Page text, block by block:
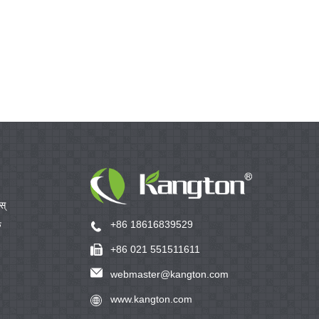
+86 18616839529
+86 021 551511611
webmaster@kangton.com
www.kangton.com